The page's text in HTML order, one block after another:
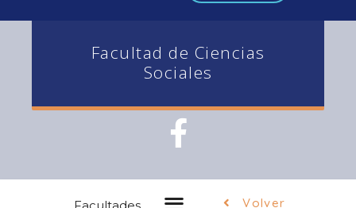
Facultad de Ciencias
Sociales
Volver